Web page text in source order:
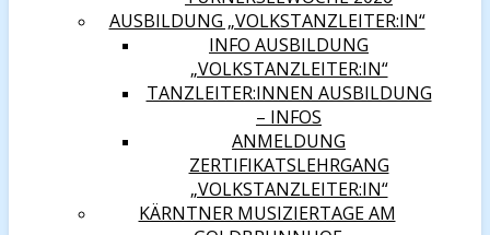
AUSBILDUNG „VOLKSTANZLEITER:IN“
INFO AUSBILDUNG
„VOLKSTANZLEITER:IN“
TANZLEITER:INNEN AUSBILDUNG
– INFOS
ANMELDUNG
ZERTIFIKATSLEHRGANG
„VOLKSTANZLEITER:IN“
KÄRNTNER MUSIZIERTAGE AM